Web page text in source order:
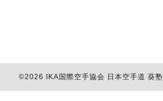
©2026 IKA国際空手協会 日本空手道 葵塾